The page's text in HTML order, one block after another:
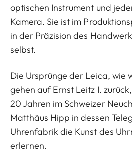
optischen Instrument und
Kamera. Sie ist im
in der Präzision des
selbst.
Die Ursprünge der Leica, wie
gehen auf Ernst Leitz I.
20 Jahren im Schweizer
Matthäus Hipp in dessen
Uhrenfabrik die Kunst des
erlernen.